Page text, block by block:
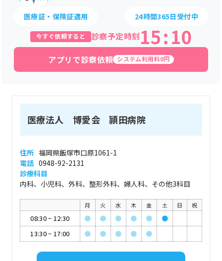
医療証・保険証適用 24時間365日受付中
今すぐ依頼すると 診察予定時刻15:10
アプリで診察依頼 システム利用料0円
医療法人 博愛会 頴田病院
住所 福岡県飯塚市口原1061-1
電話 0948-92-2131
診療科目
内科、小児科、外科、整形外科、婦人科、その他3科目
月 火 水 木 金 土 日 祝
08:30~ 12:30 ● ● ● ● ●
●
13:30~ 17:00 ● ● ● ● ●